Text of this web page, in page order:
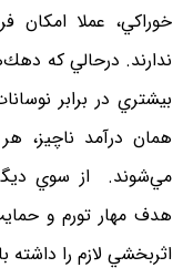
خوراكي، عملا امكان
ندارند. درحالي كه
بيشتري در برابر
همان درآمد ناچيز،
مي‌شوند. از سوي
هدف مهار تورم و
اثربخشي لازم را